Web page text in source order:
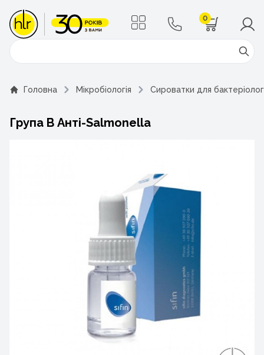
0
Поиск
Головна Мікробіологія Сироватки для
Група B Анті-Salmonella